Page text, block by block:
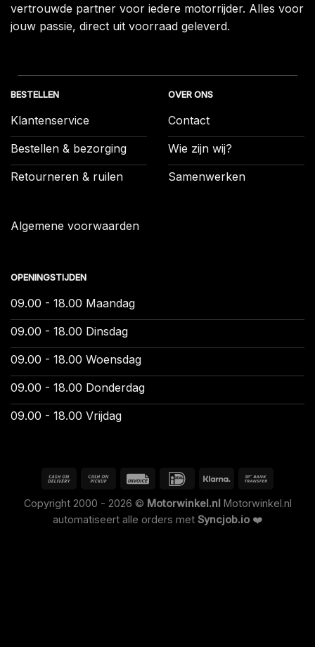
vertrouwde partner voor iedere motorrijder. Alles voor
jouw passie, direct uit voorraad geleverd.
BESTELLEN
Klantenservice
Bestellen & bezorging
Retourneren & ruilen
Algemene voorwaarden
OVER ONS
Contact
Wie zijn wij?
Samenwerken
OPENINGSTIJDEN
09.00 - 18.00 Maandag
09.00 - 18.00 Dinsdag
09.00 - 18.00 Woensdag
09.00 - 18.00 Donderdag
09.00 - 18.00 Vrijdag
Copyright 2000 - 2026 © Motorwinkel.nl Motorwinkel.nl
automatiseert alle orders met Syncjob.io ❤️